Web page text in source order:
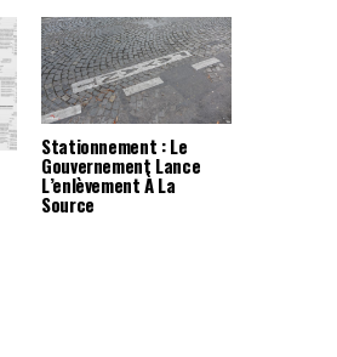
Stationnement : Le
Gouvernement Lance
L’enlèvement À La
Source